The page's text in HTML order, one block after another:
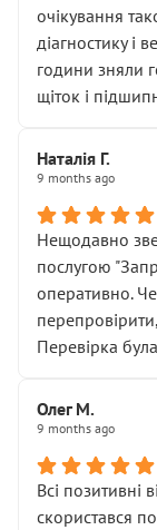
очікування
діагностику і
години зняли
щіток і
Наталія Г.
9 months ago
Нещодавно
послугою
оперативно.
Перевірка
Олег М.
9 months ago
Всі позитивні
скористався